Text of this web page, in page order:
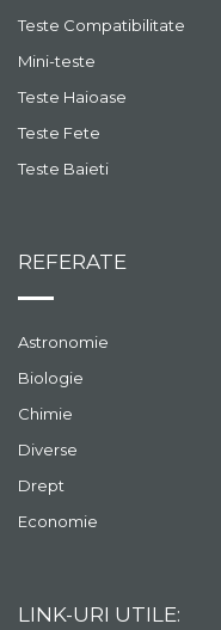
Teste Compatibilitate
Mini-teste
Teste Haioase
Teste Fete
Teste Baieti
REFERATE
Astronomie
Biologie
Chimie
Diverse
Drept
Economie
LINK-URI UTILE: